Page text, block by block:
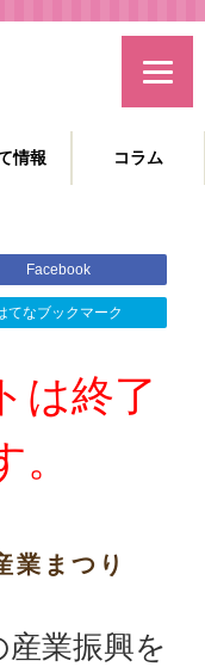
コラムを発信。
情報 コラム
Facebook
てなブックマーク
は終了
まつり
業振興を